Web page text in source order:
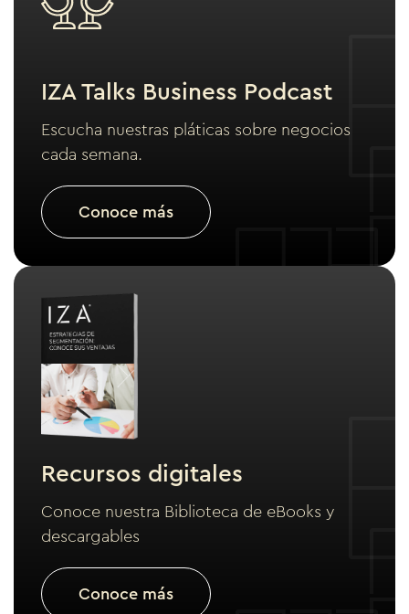
IZA Talks Business Podcast
Escucha nuestras pláticas sobre negocios
cada semana.
Conoce más
Recursos digitales
Conoce nuestra Biblioteca de eBooks y
descargables
Conoce más